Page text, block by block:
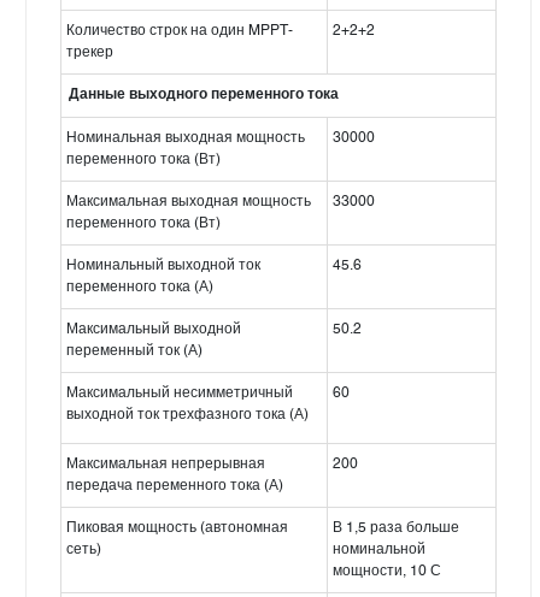
Количество строк на один MPPT-
трекер
2+2+2
Данные выходного переменного тока
Номинальная выходная мощность
переменного тока (Вт)
30000
Максимальная выходная мощность
переменного тока (Вт)
33000
Номинальный выходной ток
переменного тока (А)
45.6
Максимальный выходной
переменный ток (А)
50.2
Максимальный несимметричный
выходной ток трехфазного тока (А)
60
Максимальная непрерывная
передача переменного тока (А)
200
Пиковая мощность (автономная
сеть)
В 1,5 раза больше
номинальной
мощности, 10 С